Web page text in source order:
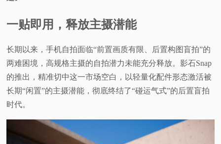
验
题
一贴即用，释放主摄潜能
长期以来，手机自拍面临“前置画质有限、后置构图盲拍”的
两难困境，高规格主摄的自拍潜力未能充分释放。影石Snap
的推出，精准切中这一市场空白，以轻量化配件形态激活被
长期“闲置”的主摄潜能，彻底终结了“碰运气式”的后置盲拍
时代。